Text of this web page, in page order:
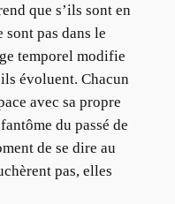
que s’ils sont en
sont pas dans le
temporel modifie
évoluent. Chacun
avec sa propre
du passé de
de se dire au
pas, elles